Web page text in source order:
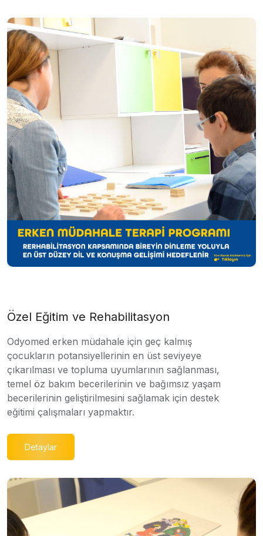
Özel Eğitim ve Rehabilitasyon
Odyomed erken müdahale için geç kalmış
çocukların potansiyellerinin en üst seviyeye
çıkarılması ve topluma uyumlarının sağlanması,
temel öz bakım becerilerinin ve bağımsız yaşam
becerilerinin geliştirilmesini sağlamak için destek
eğitimi çalışmaları yapmaktır.
Detaylar